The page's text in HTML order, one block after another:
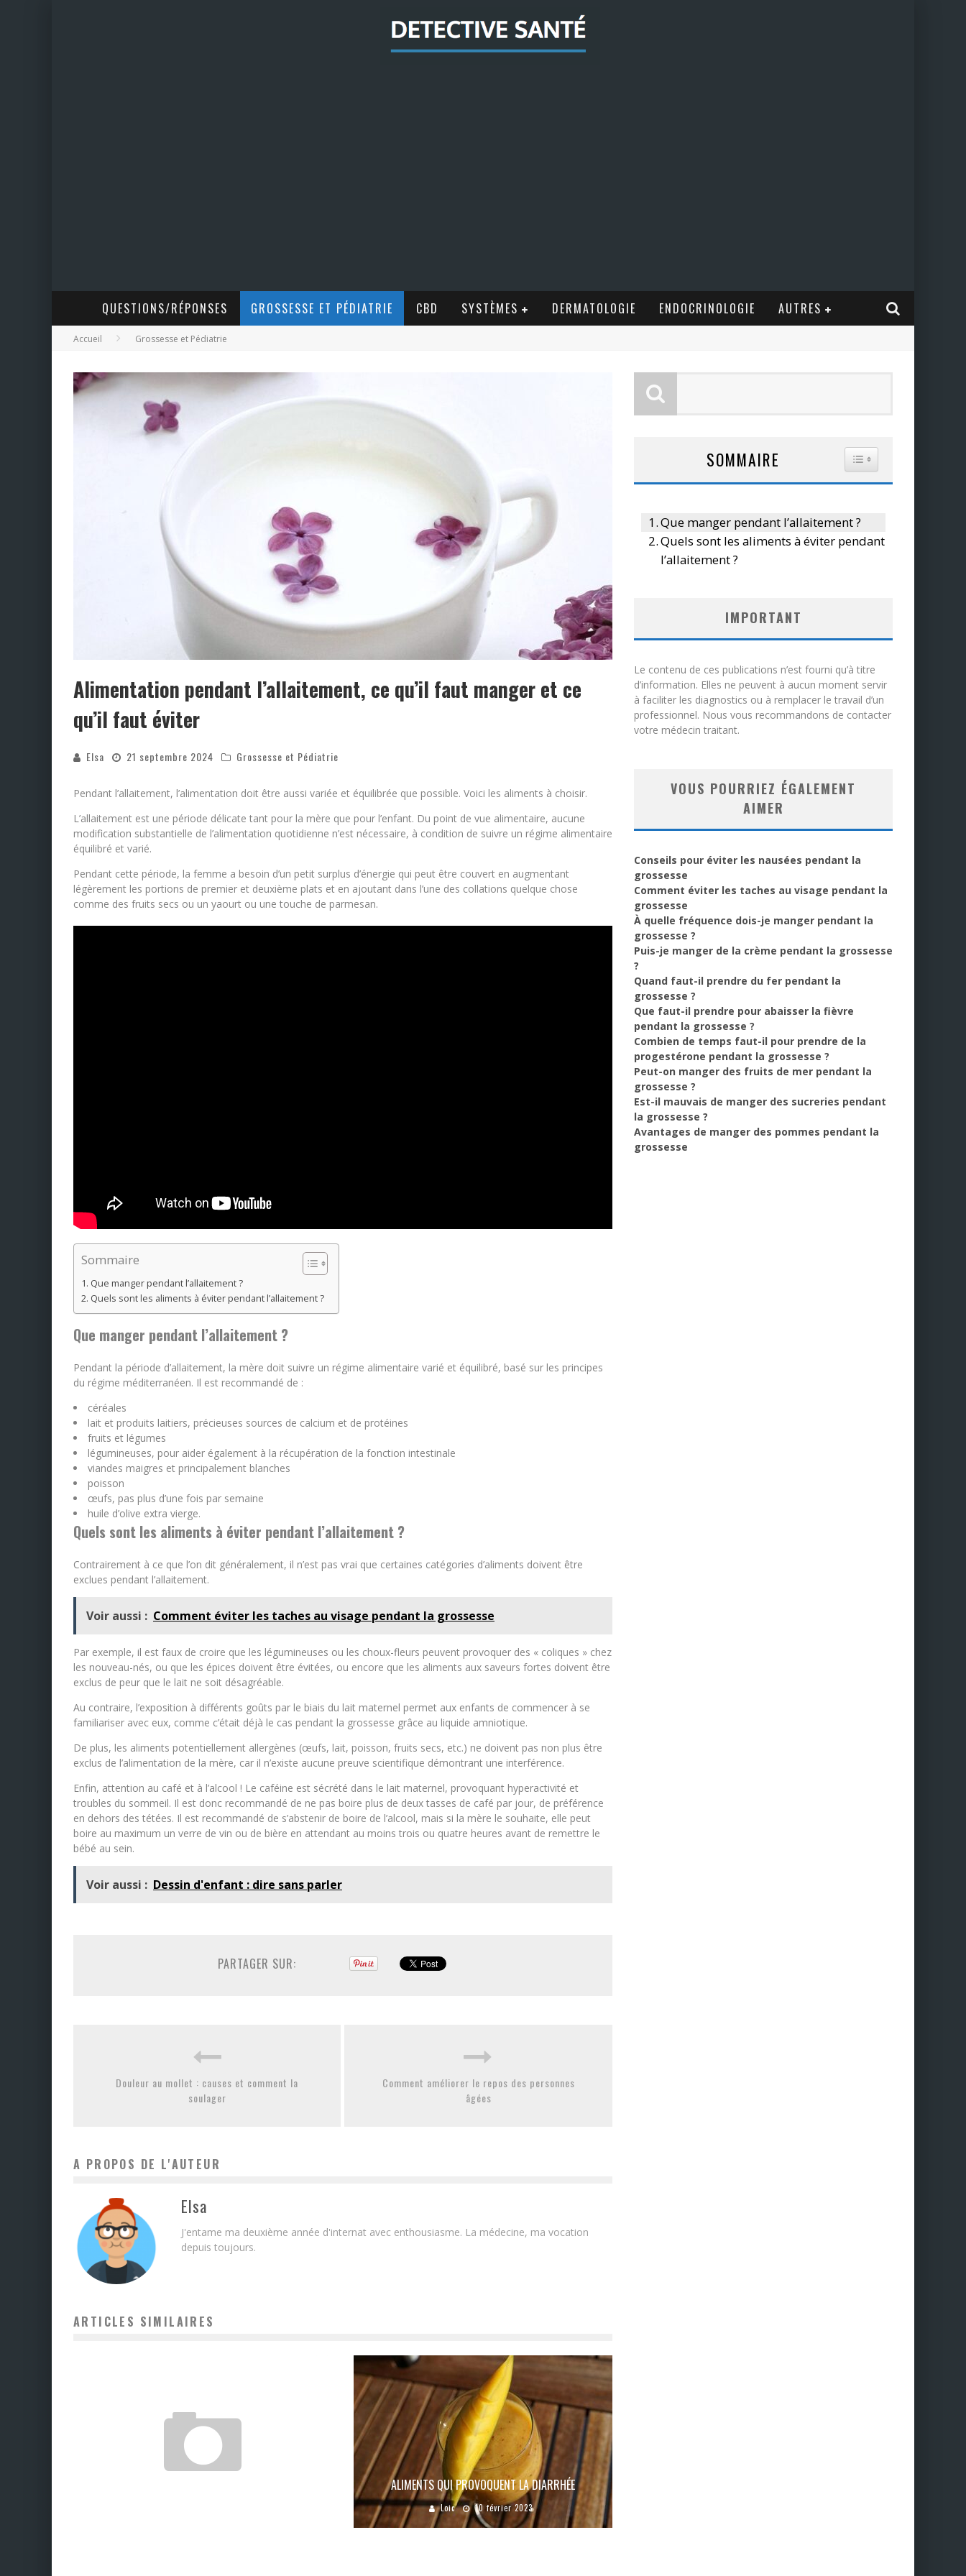
QUESTIONS/RÉPONSES GROSSESSE ET PÉDIATRIE CBD SYSTÈMES DERMATOLOGIE ENDOCRINOLOGIE AUTRES
Accueil Grossesse et Pédiatrie
Alimentation pendant l’allaitement, ce qu’il faut manger et ce
qu’il faut éviter
Elsa 21 septembre 2024 Grossesse et Pédiatrie
Pendant l’allaitement, l’alimentation doit être aussi variée et équilibrée que possible. Voici les aliments à choisir.
L’allaitement est une période délicate tant pour la mère que pour l’enfant. Du point de vue alimentaire, aucune
modification substantielle de l’alimentation quotidienne n’est nécessaire, à condition de suivre un régime alimentaire
équilibré et varié.
Pendant cette période, la femme a besoin d’un petit surplus d’énergie qui peut être couvert en augmentant
légèrement les portions de premier et deuxième plats et en ajoutant dans l’une des collations quelque chose
comme des fruits secs ou un yaourt ou une touche de parmesan.
Sommaire
Que manger pendant l’allaitement ?
Quels sont les aliments à éviter pendant l’allaitement ?
Que manger pendant l’allaitement ?
Pendant la période d’allaitement, la mère doit suivre un régime alimentaire varié et équilibré, basé sur les principes
du régime méditerranéen. Il est recommandé de :
céréales
lait et produits laitiers, précieuses sources de calcium et de protéines
fruits et légumes
légumineuses, pour aider également à la récupération de la fonction intestinale
viandes maigres et principalement blanches
poisson
œufs, pas plus d’une fois par semaine
huile d’olive extra vierge.
Quels sont les aliments à éviter pendant l’allaitement ?
Contrairement à ce que l’on dit généralement, il n’est pas vrai que certaines catégories d’aliments doivent être
exclues pendant l’allaitement.
Voir aussi : Comment éviter les taches au visage pendant la grossesse
Par exemple, il est faux de croire que les légumineuses ou les choux-fleurs peuvent provoquer des « coliques » chez
les nouveau-nés, ou que les épices doivent être évitées, ou encore que les aliments aux saveurs fortes doivent être
exclus de peur que le lait ne soit désagréable.
Au contraire, l’exposition à différents goûts par le biais du lait maternel permet aux enfants de commencer à se
familiariser avec eux, comme c’était déjà le cas pendant la grossesse grâce au liquide amniotique.
De plus, les aliments potentiellement allergènes (œufs, lait, poisson, fruits secs, etc.) ne doivent pas non plus être
exclus de l’alimentation de la mère, car il n’existe aucune preuve scientifique démontrant une interférence.
Enfin, attention au café et à l’alcool ! Le caféine est sécrété dans le lait maternel, provoquant hyperactivité et
troubles du sommeil. Il est donc recommandé de ne pas boire plus de deux tasses de café par jour, de préférence
en dehors des tétées. Il est recommandé de s’abstenir de boire de l’alcool, mais si la mère le souhaite, elle peut
boire au maximum un verre de vin ou de bière en attendant au moins trois ou quatre heures avant de remettre le
bébé au sein.
Voir aussi : Dessin d'enfant : dire sans parler
PARTAGER SUR:
Douleur au mollet : causes et comment la
soulager
Comment améliorer le repos des personnes
âgées
A PROPOS DE L'AUTEUR
Elsa
J'entame ma deuxième année d'internat avec enthousiasme. La médecine, ma vocation
depuis toujours.
ARTICLES SIMILAIRES
ALIMENTS QUI PROVOQUENT LA DIARRHÉE
Loic 10 février 2023
SOMMAIRE TOGGLE TABLE OF
Que manger pendant l’allaitement ?
Quels sont les aliments à éviter pendant
l’allaitement ?
IMPORTANT
Le contenu de ces publications n’est fourni qu’à titre
d’information. Elles ne peuvent à aucun moment servir
à faciliter les diagnostics ou à remplacer le travail d’un
professionnel. Nous vous recommandons de contacter
votre médecin traitant.
VOUS POURRIEZ ÉGALEMENT
AIMER
Conseils pour éviter les nausées pendant la
grossesse
Comment éviter les taches au visage pendant la
grossesse
À quelle fréquence dois-je manger pendant la
grossesse ?
Puis-je manger de la crème pendant la grossesse
?
Quand faut-il prendre du fer pendant la
grossesse ?
Que faut-il prendre pour abaisser la fièvre
pendant la grossesse ?
Combien de temps faut-il pour prendre de la
progestérone pendant la grossesse ?
Peut-on manger des fruits de mer pendant la
grossesse ?
Est-il mauvais de manger des sucreries pendant
la grossesse ?
Avantages de manger des pommes pendant la
grossesse